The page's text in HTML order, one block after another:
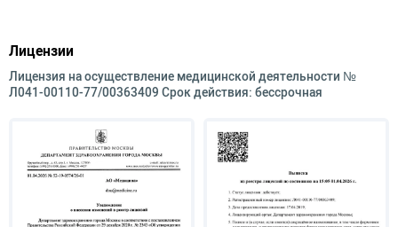
Лицензии
Лицензия на осуществление медицинской деятельности №
Л041-00110-77/00363409 Срок действия: бессрочная